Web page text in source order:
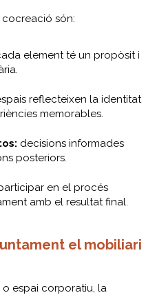
són:
element té un propòsit i
reflecteixen la identitat
memorables.
decisions informades
posteriors.
en el procés
amb el resultat final.
el mobiliari
espai corporatiu, la